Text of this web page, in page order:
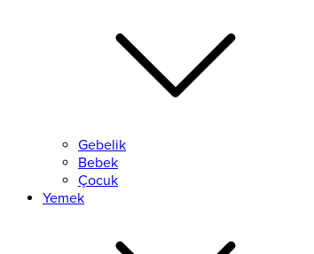
Gebelik
Bebek
Çocuk
Yemek